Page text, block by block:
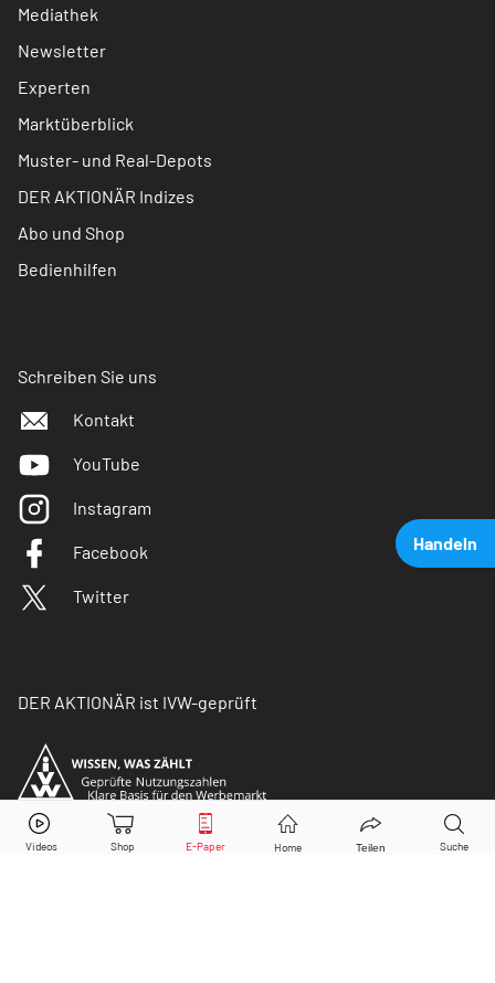
Handeln
DHL Group Aktie jetzt handeln?
Mediathek
Newsletter
Experten
Marktüberblick
Muster- und Real-Depots
DER AKTIONÄR Indizes
Abo und Shop
Bedienhilfen
Schreiben Sie uns
Kontakt
YouTube
Instagram
Facebook
Twitter
DER AKTIONÄR ist IVW-geprüft